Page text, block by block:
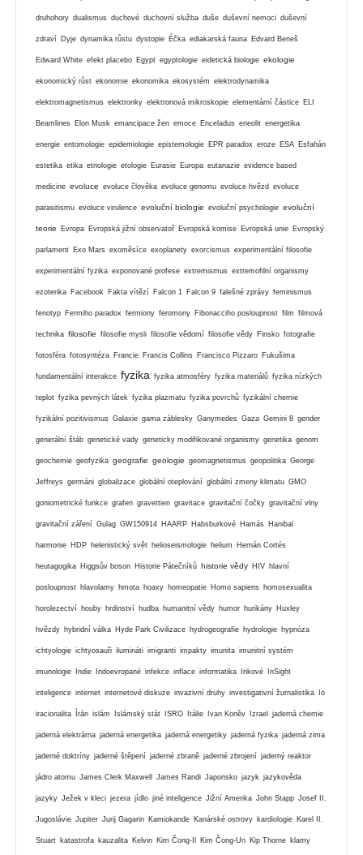
druhohory dualismus duchové duchovní služba duše duševní nemoci duševní
zdraví Dyje dynamika růstu dystopie Éčka ediakarská fauna Edvard Beneš
Edward White efekt placebo Egypt egyptologie eidetická biologie ekologie
ekonomický růst ekonomie ekonomika ekosystém elektrodynamika
elektromagnetismus elektronky elektronová mikroskopie elementární částice ELI
Beamlines Elon Musk emancipace žen emoce Enceladus eneolit energetika
energie entomologie epidemiologie epistemologie EPR paradox eroze ESA Esfahán
estetika etika etnologie etologie Eurasie Europa eutanazie evidence based
medicine evoluce evoluce člověka evoluce genomu evoluce hvězd evoluce
parasitismu evoluce virulence evoluční biologie evoluční psychologie evoluční
teorie Evropa Evropská jižní observatoř Evropská komise Evropská unie Evropský
parlament Exo Mars exoměsíce exoplanety exorcismus experimentální filosofie
experimentální fyzika exponované profese extremismus extremofilní organismy
ezoterika Facebook Fakta vítězí Falcon 1 Falcon 9 falešné zprávy feminismus
fenotyp Fermiho paradox fermiony feromony Fibonacciho posloupnost film filmová
technika filosofie filosofie mysli filosofie vědomí filosofie vědy Finsko fotografie
fotosféra fotosyntéza Francie Francis Collins Francisco Pizzaro Fukušima
fundamentální interakce fyzika fyzika atmosféry fyzika materiálů fyzika nízkých
teplot fyzika pevných látek fyzika plazmatu fyzika povrchů fyzikální chemie
fyzikální pozitivismus Galaxie gama záblesky Ganymedes Gaza Gemini 8 gender
generální štáb genetické vady geneticky modifikované organismy genetika genom
geochemie geofyzika geografie geologie geomagnetismus geopolitika George
Jeffreys germáni globalizace globální oteplování globální zmeny klimatu GMO
goniometrické funkce grafen gravettien gravitace gravitační čočky gravitační vlny
gravitační záření Gulag GW150914 HAARP Habsburkové Hamás Hanibal
harmonie HDP helenistický svět helioseismologie helium Hernán Cortés
heutagogika Higgsův boson Historie Pátečníků historie vědy HIV hlavní
posloupnost hlavolamy hmota hoaxy homeopatie Homo sapiens homosexualita
horolezectví houby hrdinství hudba humanitní vědy humor hurikány Huxley
hvězdy hybridní válka Hyde Park Civilizace hydrogeografie hydrologie hypnóza
ichtyologie ichtyosauři ilumináti imigranti impakty imunita imunitní systém
imunologie Indie Indoevropané infekce inflace informatika Inkové InSight
inteligence internet internetové diskuze invazivní druhy investigativní žurnalistika Io
iracionalita Írán islám Islámský stát ISRO Itálie Ivan Koněv Izrael jaderná chemie
jaderná elektrárna jaderná energetika jaderná energetiky jaderná fyzika jaderná zima
jaderné doktríny jaderné štěpení jaderné zbraně jaderné zbrojení jaderný reaktor
jádro atomu James Clerk Maxwell James Randi Japonsko jazyk jazykověda
jazyky Ježek v kleci jezera jídlo jiné inteligence Jižní Amerika John Stapp Josef II.
Jugoslávie Jupiter Jurij Gagarin Kamiokande Kanárské ostrovy kardiologie Karel II.
Stuart katastrofa kauzalita Kelvin Kim Čong-Il Kim Čong-Un Kip Thorne klamy